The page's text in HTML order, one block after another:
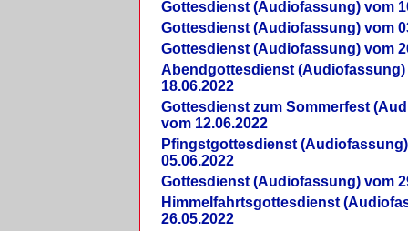
Gottesdienst (Audiofassung) vom
Gottesdienst (Audiofassung) vom
Gottesdienst (Audiofassung) vom
Abendgottesdienst (Audiofassung)
18.06.2022
Gottesdienst zum Sommerfest
vom 12.06.2022
Pfingstgottesdienst
05.06.2022
Gottesdienst (Audiofassung) vom
Himmelfahrtsgottesdienst
26.05.2022